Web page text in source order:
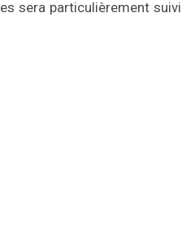
sera particulièrement suivi